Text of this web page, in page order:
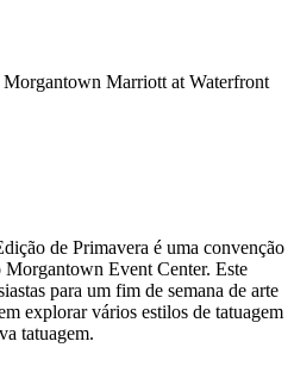
Marriott at Waterfront
de Primavera é uma convenção
Morgantown Event Center. Este
para um fim de semana de arte
explorar vários estilos de tatuagem
tatuagem.